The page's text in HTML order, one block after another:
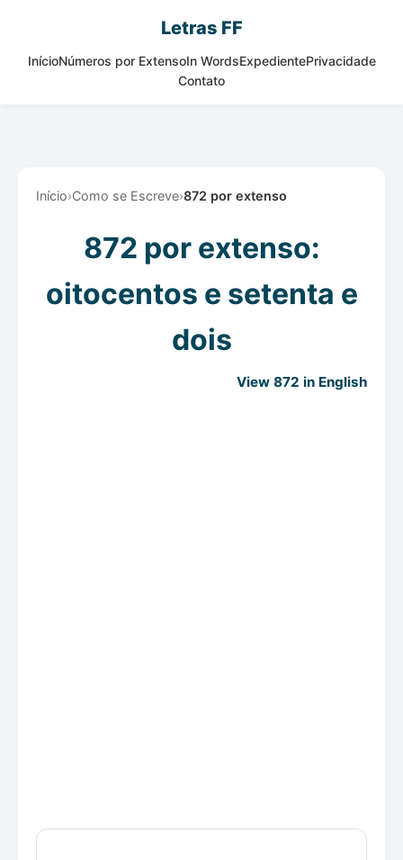
Letras FF
InícioNúmeros por ExtensoIn WordsExpedientePrivacidade
Contato
Início›Como se Escreve›872 por extenso
872 por extenso:
oitocentos e setenta e
dois
View 872 in English